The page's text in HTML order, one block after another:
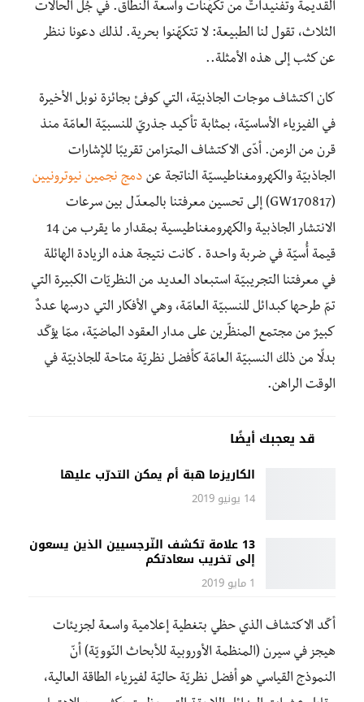
القديمة وتفنيداتٌ من تكهُّنات واسعة النطاق. في جُلِّ الحالات
الثلاث، تقول لنا الطبيعة: لا تتكهّنوا بحرية. لذلك دعونا ننظر
عن كثب إلى هذه الأمثلة..
كان اكتشاف موجات الجاذبيّة، التي كوفئ بجائزة نوبل الأخيرة
في الفيزياء الأساسيّة، بمثابة تأكيد جذريّ للنسبيّة العامّة منذ
قرن من الزمن. أدّى الاكتشاف المتزامن تقريبًا للإشارات
الجاذبيّة والكهرومغناطيسيّة الناتجة عن دمج نجمين نيوترونيين
(GW170817) إلى تحسين معرفتنا بالمعدّل بين سرعات
الانتشار الجاذبية والكهرومغناطيسية بمقدار ما يقرب من 14
قيمة أُسيّة في ضربة واحدة . كانت نتيجة هذه الزيادة الهائلة
في معرفتنا التجريبيّة استبعاد العديد من النظريّات الكبيرة التي
تمّ طرحها كبدائل للنسبيّة العامّة، وهي الأفكار التي درسها عددٌ
كبيرٌ من مجتمع المنظّرين على مدار العقود الماضيّة، ممّا يؤكّد
بدلًا من ذلك النسبيّة العامّة كأفضل نظريّة متاحة للجاذبيّة في
الوقت الراهن.
قد يعجبك أيضًا
الكاريزما هبة أم يمكن التدرّب عليها
14 يونيو 2019
13 علامة تكشف النّرجسيين الذين يسعون
إلى تخريب سعادتكم
1 مايو 2019
أكّد الاكتشاف الذي حظي بتغطية إعلامية واسعة لجزيئات
هيجز في سيرن (المنظمة الأوروبية للأبحاث النّوويّة) أنّ
النموذج القياسي هو أفضل نظريّة حاليّة لفيزياء الطاقة العالية،